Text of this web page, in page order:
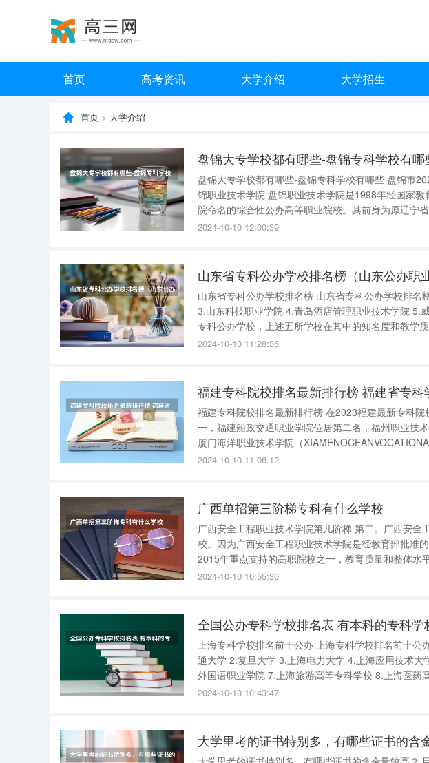
首页 高考资讯 大学介绍 大学招生
首页 > 大学介绍
盘锦大专学校都有哪些-盘锦专科学校有哪
盘锦大专学校都有哪些-盘锦专科学校有哪些 盘锦市2022专科院校排名：盘锦职业技术学院 1、盘
锦职业技术学院 盘锦职业技术学院是1998年经国家教育部批准成立的辽宁省第一所以职业技术学
院命名的综合性公办高等职业院校。其前身为原辽宁
筹建的盘锦师专。第一任院长由全国知名的教育家魏
2024-10-10 12:00:39
山东省专科公办学校排名榜（山东公办职
山东省专科公办学校排名榜 山东省专科公办学校排名榜 排名结果 1.潍坊职业学院 2.淄博职业学院
3.山东科技职业学院 4.青岛酒店管理职业技术学院 5.威海职业学院 解释 ： 山东省拥有众多优秀的
专科公办学校，上述五所学校在其中的知名度和教学
都有独特的优势，为学生提供了良好的学习环境和职业
2024-10-10 11:28:36
福建专科院校排名最新排行榜 福建省专科
福建专科院校排名最新排行榜 在2023福建最新专科院校排名中，厦门海洋职业技术学院居于第
一，福建船政交通职业学院位居第二名，福州职业技术学院排名第三。 1、
厦门海洋职业技术学院（
府举办的一所全日制普通高等职业院校，是福建省示
2024-10-10 11:06:12
广西单招第三阶梯专科有什么学校
广西安全工程职业技术学院第几阶梯 第二。广西安全
校。因为广西安全工程职业技术学院是经教育部批准
2015年重点支持的高职院校之一，教育质量和整体水
和影响力，有着较好的发展前景。 广西单招第三阶梯专科有什么学校 广西单招第三阶梯专科有什
2024-10-10 10:55:30
全国公办专科学校排名表 有本科的专科学
上海专科学校排名前十公办 上海专科学校排名前十公办 排名前十的上海公办专科学校 ： 1.上海交
通大学 2.复旦大学 3.上海电力大学 4.上海应用技术大学 5.上海电子信息职业技术学院 6.上海工商
2024-10-10 10:43:47
大学里考的证书特别多，有哪些证书的含